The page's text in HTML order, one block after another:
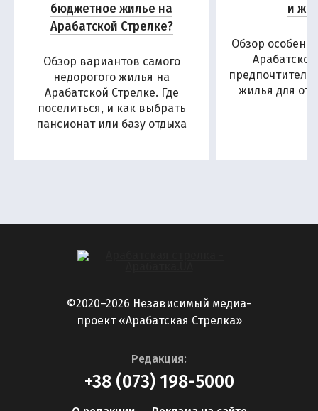
бюджетное жилье на
Арабатской Стрелке?
Обзор вариантов самого
недорогого жилья на
Арабатской Стрелке. Где
поселиться, и как выбрать
пансионат или базу отдыха
и
Обзор
жилья для
©2020–2026 Независимый медиа-
проект «Арабатская Стрелка»
Редакция:
+38 (073) 198-5000